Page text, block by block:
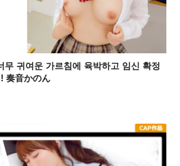
무 귀여운 가르침에 육박하고 임신 확정
奏音かのん